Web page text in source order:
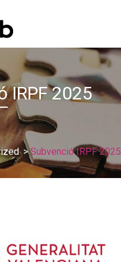
IRPF 2025
>Subvenció IRPF 2025